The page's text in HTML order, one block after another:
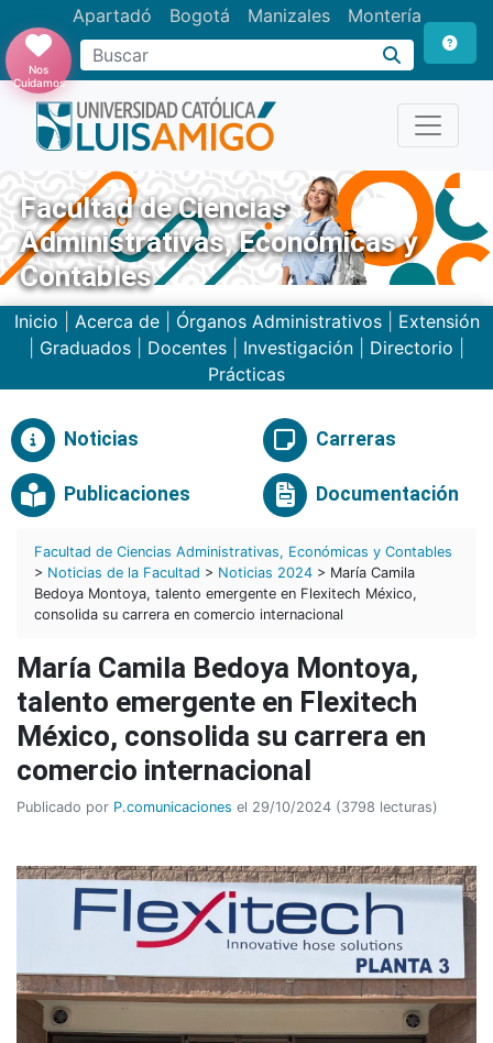
Apartadó Bogotá Manizales Montería
Buscar
Nos
Cuidamos
Facultad de Ciencias
Administrativas, Económicas y
Contables
Inicio Acerca de| Órganos Administrativos| Extensión
Graduados Docentes Investigación Directorio
Prácticas
Noticias Carreras
Publicaciones Documentación
Facultad de Ciencias Administrativas, Económicas y Contables
> Noticias de la Facultad > Noticias 2024 > María Camila
Bedoya Montoya, talento emergente en Flexitech México,
consolida su carrera en comercio internacional
María Camila Bedoya Montoya,
talento emergente en Flexitech
México, consolida su carrera en
comercio internacional
Publicado por P.comunicaciones el 29/10/2024 (3798 lecturas)